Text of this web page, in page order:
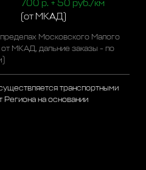
700 р. + 50 руб./км
(от МКАД)
Московского Малого
МКАД, дальние заказы - по
транспортными
Региона на основании